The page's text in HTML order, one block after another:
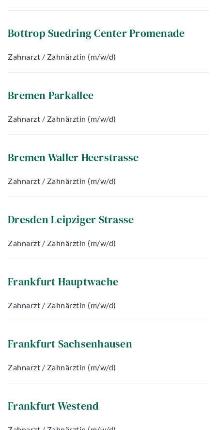
Bottrop Suedring Center Promenade
Zahnarzt / Zahnärztin (m/w/d)
Bremen Parkallee
Zahnarzt / Zahnärztin (m/w/d)
Bremen Waller Heerstrasse
Zahnarzt / Zahnärztin (m/w/d)
Dresden Leipziger Strasse
Zahnarzt / Zahnärztin (m/w/d)
Frankfurt Hauptwache
Zahnarzt / Zahnärztin (m/w/d)
Frankfurt Sachsenhausen
Zahnarzt / Zahnärztin (m/w/d)
Frankfurt Westend